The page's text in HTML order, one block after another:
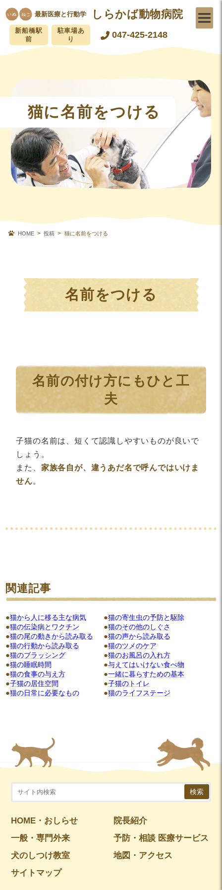
最新医療と行動学 しらかば動物病院
新船橋駅
前
駐車場あ
り
047-425-2148
猫に名前をつける
HOME 投稿 猫に名前をつける
名前をつける
名前の付け方にもひと工
夫
子猫の名前は、短くて認識しやすいものが良いで
しょう。
また、 家族各自が、違うあだ名で呼んではいけま
せん。
関連記事
猫から人に移る主な病気
猫の寄生虫の予防と駆除
猫の伝染病とワクチン
猫のその他のしぐさ
猫の尾の動きから読み取る
猫の声から読み取る
猫の行動から読み取る
猫のツメのケア
猫のブラッシング
猫のお風呂の入れ方
猫の睡眠時間
与えてはいけない食べ物
猫の食事の与え方
一緒に暮らすための基本
子猫の居住空間
子猫のトイレ
猫の日常に必要なもの
猫のライフステージ
検索
HOME・おしらせ
院長紹介
一般・専門外来
予防・相談 医療サービス
犬のしつけ教室
地図・アクセス
サイトマップ